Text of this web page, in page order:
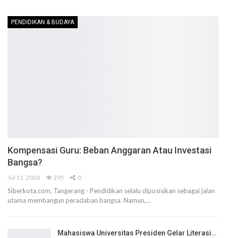
PENDIDIKAN & BUDAYA
Kompensasi Guru: Beban Anggaran Atau Investasi
Bangsa?
Jul 11, 2026 295 0
Siberkota.com, Tangerang - Pendidikan selalu diposisikan sebagai jalan
utama membangun peradaban bangsa. Namun,…
Mahasiswa Universitas Presiden Gelar Literasi…